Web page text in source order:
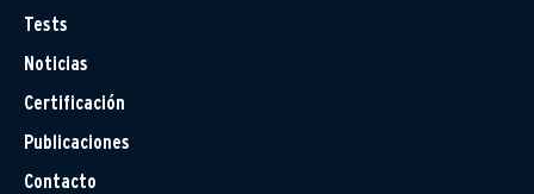
Tests
Noticias
Certificación
Publicaciones
Contacto